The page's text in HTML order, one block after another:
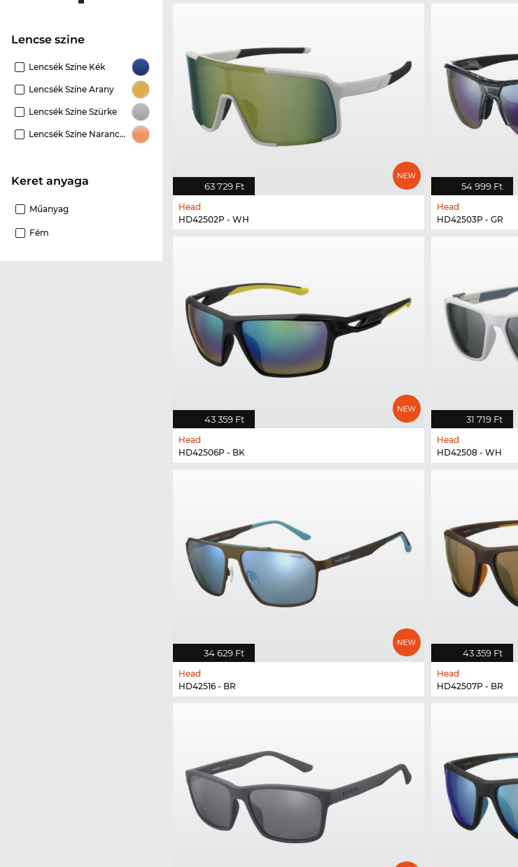
Lencse szine
Lencsék Színe Kék
Lencsék Színe Arany
Lencsék Színe Szürke
Lencsék Színe Narancssárga
Keret anyaga
Műanyag
Fém
63 729 Ft
Head
HD42502P - WH
54 999 Ft
Head
HD42503P - GR
43 359 Ft
Head
HD42506P - BK
31 719 Ft
Head
HD42508 - WH
34 629 Ft
Head
HD42516 - BR
43 359 Ft
Head
HD42507P - BR